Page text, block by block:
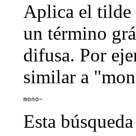
Aplica el tilde
un término
difusa. Por
similar a
mono~
Esta